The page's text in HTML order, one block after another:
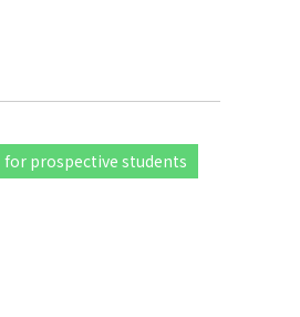
for prospective students